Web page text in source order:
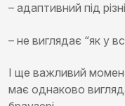
– адаптивний під
– не виглядає “як у
І ще важливий
має однаково